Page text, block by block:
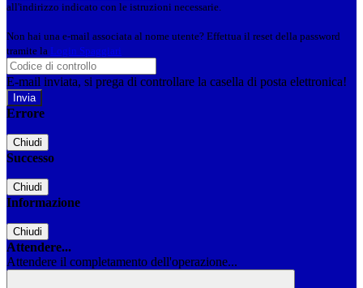
all'indirizzo indicato con le istruzioni necessarie.
Non hai una e-mail associata al nome utente? Effettua il reset della password
tramite la Login Spaggiari
E-mail inviata, si prega di controllare la casella di posta elettronica!
Errore
Chiudi
Successo
Chiudi
Informazione
Chiudi
Attendere...
Attendere il completamento dell'operazione...